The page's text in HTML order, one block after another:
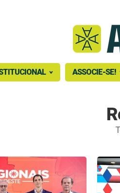
ASSOCIE-SE!